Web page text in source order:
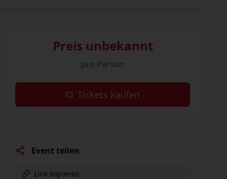
Preis unbekannt
pro Person
Tickets kaufen
Event teilen
Link kopieren